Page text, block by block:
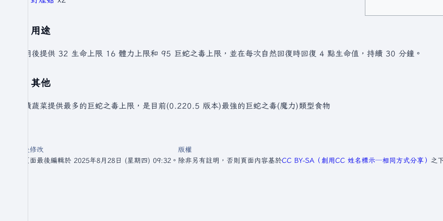
用途
食用後提供 32 生命上限 16 體力上限和 95 巨蛇之毒上限，並在每次自然回復時回復 4 點生命值，持續 30 分鐘。
其他
醃漬蔬菜提供最多的巨蛇之毒上限，是目前(0.220.5 版本)最強的巨蛇之毒(魔力)類型食物
最後修改
此頁面最後編輯於 2025年8月28日 (星期四) 09:32。
版權
除非另有註明，否則頁面內容基於CC BY-SA（創用CC 姓名標示─相同方式分享） 之